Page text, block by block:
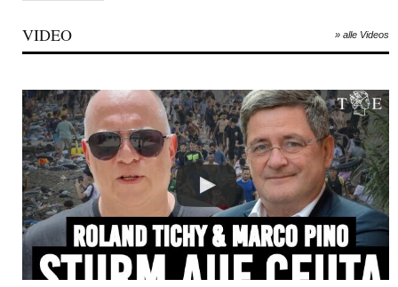
VIDEO » alle Videos